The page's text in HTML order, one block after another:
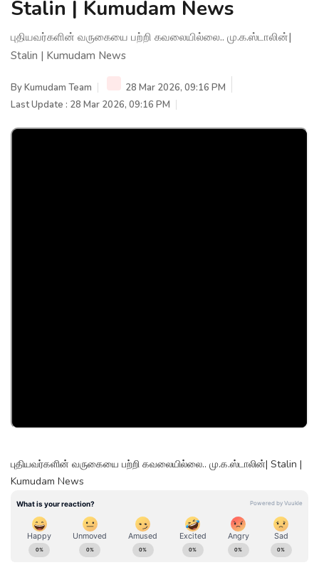
Stalin | Kumudam News
புதியவர்களின் வருகையை பற்றி கவலையில்லை.. மு.க.ஸ்டாலின்|
Stalin | Kumudam News
ByKumudam Team
28 Mar 2026, 09:16 PM
Last Update : 28 Mar 2026, 09:16 PM
புதியவர்களின் வருகையை பற்றி கவலையில்லை.. மு.க.ஸ்டாலின்| Stalin |
Kumudam News